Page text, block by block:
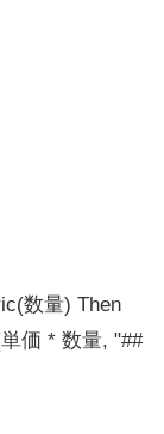
数量) Then
価 * 数量,